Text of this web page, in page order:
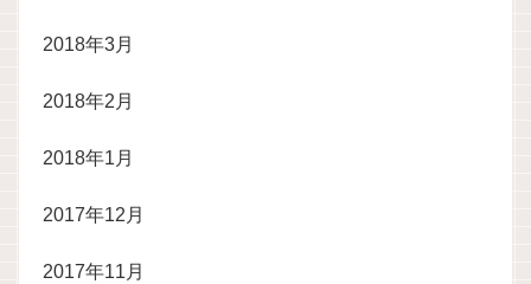
2018年3月
2018年2月
2018年1月
2017年12月
2017年11月